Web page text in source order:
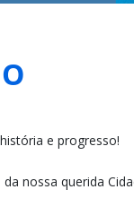
e progresso!
nossa querida